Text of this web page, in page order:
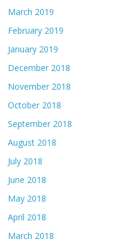
March 2019
February 2019
January 2019
December 2018
November 2018
October 2018
September 2018
August 2018
July 2018
June 2018
May 2018
April 2018
March 2018